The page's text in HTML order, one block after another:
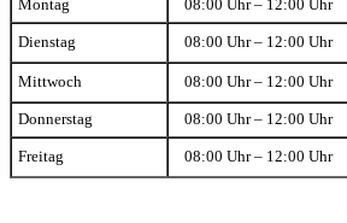
Montag 08:00 Uhr – 12:00 Uhr
Dienstag 08:00 Uhr – 12:00 Uhr
Mittwoch 08:00 Uhr – 12:00 Uhr
Donnerstag 08:00 Uhr – 12:00 Uhr
Freitag 08:00 Uhr – 12:00 Uhr